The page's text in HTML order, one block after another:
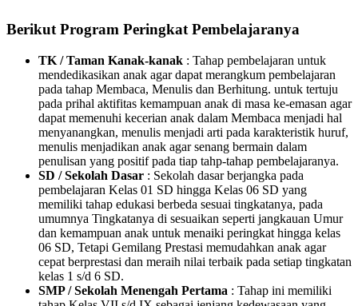
Berikut Program Peringkat Pembelajaranya
TK / Taman Kanak-kanak : Tahap pembelajaran untuk
mendedikasikan anak agar dapat merangkum pembelajaran
pada tahap Membaca, Menulis dan Berhitung. untuk tertuju
pada prihal aktifitas kemampuan anak di masa ke-emasan agar
dapat memenuhi kecerian anak dalam Membaca menjadi hal
menyanangkan, menulis menjadi arti pada karakteristik huruf,
menulis menjadikan anak agar senang bermain dalam
penulisan yang positif pada tiap tahp-tahap pembelajaranya.
SD / Sekolah Dasar : Sekolah dasar berjangka pada
pembelajaran Kelas 01 SD hingga Kelas 06 SD yang
memiliki tahap edukasi berbeda sesuai tingkatanya, pada
umumnya Tingkatanya di sesuaikan seperti jangkauan Umur
dan kemampuan anak untuk menaiki peringkat hingga kelas
06 SD, Tetapi Gemilang Prestasi memudahkan anak agar
cepat berprestasi dan meraih nilai terbaik pada setiap tingkatan
kelas 1 s/d 6 SD.
SMP / Sekolah Menengah Pertama : Tahap ini memiliki